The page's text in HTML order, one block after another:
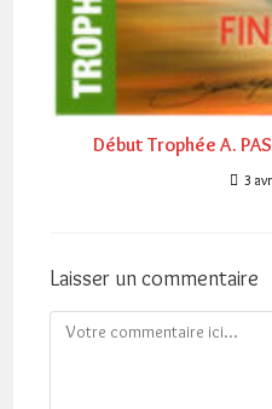
Début Trophée A.
3
Laisser un commentaire
Comment